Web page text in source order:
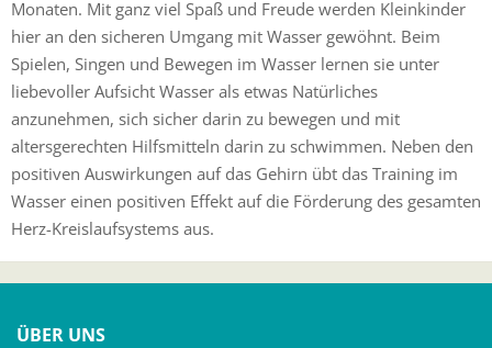
Monaten. Mit ganz viel Spaß und Freude werden Kleinkinder
hier an den sicheren Umgang mit Wasser gewöhnt. Beim
Spielen, Singen und Bewegen im Wasser lernen sie unter
liebevoller Aufsicht Wasser als etwas Natürliches
anzunehmen, sich sicher darin zu bewegen und mit
altersgerechten Hilfsmitteln darin zu schwimmen. Neben den
positiven Auswirkungen auf das Gehirn übt das Training im
Wasser einen positiven Effekt auf die Förderung des gesamten
Herz-Kreislaufsystems aus.
ÜBER UNS